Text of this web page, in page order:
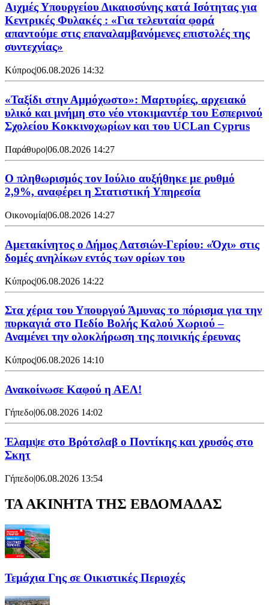
Αιχμές Υπουργείου Δικαιοσύνης κατά Ισότητας για
Κεντρικές Φυλακές : «Για τελευταία φορά
απαντούμε στις επαναλαμβανόμενες επιστολές της
συντεχνίας»
Κύπρος|06.08.2026 14:32
«Ταξίδι στην Αμμόχωστο»: Μαρτυρίες, αρχειακό
υλικό και μνήμη στο νέο ντοκιμαντέρ του Εσπερινού
Σχολείου Κοκκινοχωρίων και του UCLan Cyprus
Παράθυρο|06.08.2026 14:27
Ο πληθωρισμός τον Ιούλιο αυξήθηκε με ρυθμό
2,9%, αναφέρει η Στατιστική Υπηρεσία
Οικονομία|06.08.2026 14:27
Αμετακίνητος ο Δήμος Λατσιών-Γερίου: «Όχι» στις
δομές ανηλίκων εντός των ορίων του
Κύπρος|06.08.2026 14:22
Στα χέρια του Υπουργού Άμυνας το πόρισμα για την
πυρκαγιά στο Πεδίο Βολής Καλού Χωριού –
Αναμένει την ολοκλήρωση της ποινικής έρευνας
Κύπρος|06.08.2026 14:10
Ανακοίνωσε Καφού η ΑΕΛ!
Γήπεδο|06.08.2026 14:02
Έλαμψε στο Βρότσλαβ ο Ποντίκης και χρυσός στο
Σκητ
Γήπεδο|06.08.2026 13:54
ΤΑ ΑΚΙΝΗΤΑ ΤΗΣ ΕΒΔΟΜΑΔΑΣ
Τεμάχια Γης σε Οικιστικές Περιοχές